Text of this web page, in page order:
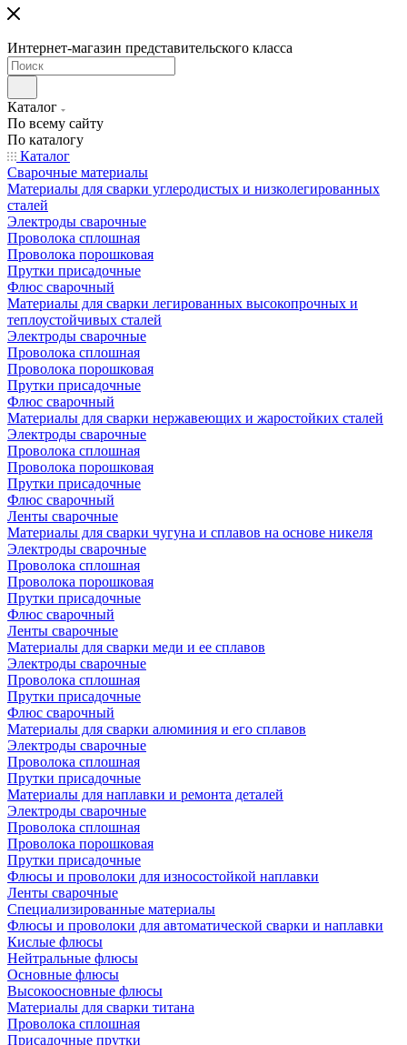
Интернет-магазин представительского класса
Каталог
По всему сайту
По каталогу
Каталог
Сварочные материалы
Материалы для сварки углеродистых и низколегированных
сталей
Электроды сварочные
Проволока сплошная
Проволока порошковая
Прутки присадочные
Флюс сварочный
Материалы для сварки легированных высокопрочных и
теплоустойчивых сталей
Электроды сварочные
Проволока сплошная
Проволока порошковая
Прутки присадочные
Флюс сварочный
Материалы для сварки нержавеющих и жаростойких сталей
Электроды сварочные
Проволока сплошная
Проволока порошковая
Прутки присадочные
Флюс сварочный
Ленты сварочные
Материалы для сварки чугуна и сплавов на основе никеля
Электроды сварочные
Проволока сплошная
Проволока порошковая
Прутки присадочные
Флюс сварочный
Ленты сварочные
Материалы для сварки меди и ее сплавов
Электроды сварочные
Проволока сплошная
Прутки присадочные
Флюс сварочный
Материалы для сварки алюминия и его сплавов
Электроды сварочные
Проволока сплошная
Прутки присадочные
Материалы для наплавки и ремонта деталей
Электроды сварочные
Проволока сплошная
Проволока порошковая
Прутки присадочные
Флюсы и проволоки для износостойкой наплавки
Ленты сварочные
Специализированные материалы
Флюсы и проволоки для автоматической сварки и наплавки
Кислые флюсы
Нейтральные флюсы
Основные флюсы
Высокоосновные флюсы
Материалы для сварки титана
Проволока сплошная
Присадочные прутки